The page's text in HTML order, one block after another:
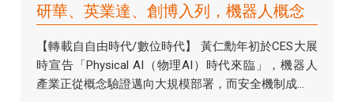
研華、英業達、創博入列，機器人概念
【轉載自自由時代/數位時代】 黃仁勳年初於CES大展
時宣告「Physical AI（物理AI）時代來臨」，機器人
產業正從概念驗證邁向大規模部署，而安全機制成...